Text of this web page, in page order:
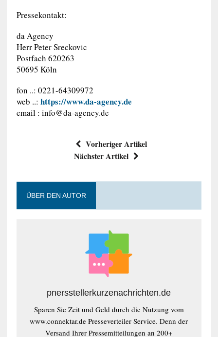
Pressekontakt:
da Agency
Herr Peter Sreckovic
Postfach 620263
50695 Köln
fon ..: 0221-64309972
web ..: https://www.da-agency.de
email : info@da-agency.de
Vorheriger Artikel
Nächster Artikel
ÜBER DEN AUTOR
pnersstellerkurzenachrichten.de
Sparen Sie Zeit und Geld durch die Nutzung vom
www.connektar.de Presseverteiler Service. Denn der
Versand Ihrer Pressemitteilungen an 200+